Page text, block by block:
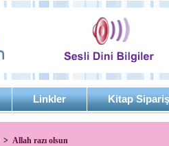
Linkler Kitap
> Allah razı olsun